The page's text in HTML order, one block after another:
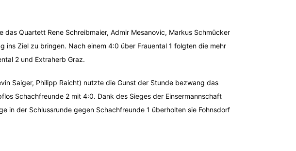
Quartett Rene Schreibmaier, Admir Mesanovic, Markus Schmücker
ins Ziel zu bringen. Nach einem 4:0 über Frauental 1 folgten die mehr
2 und Extraherb Graz.
Saiger, Philipp Raicht) nutzte die Gunst der Stunde bezwang das
Schachfreunde 2 mit 4:0. Dank des Sieges der Einsermannschaft
in der Schlussrunde gegen Schachfreunde 1 überholten sie Fohnsdorf